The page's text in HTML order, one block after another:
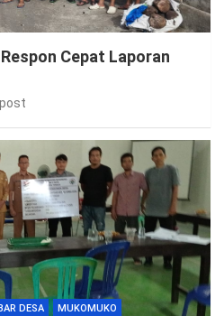
Cepat Laporan
DESA MUKOMUKO